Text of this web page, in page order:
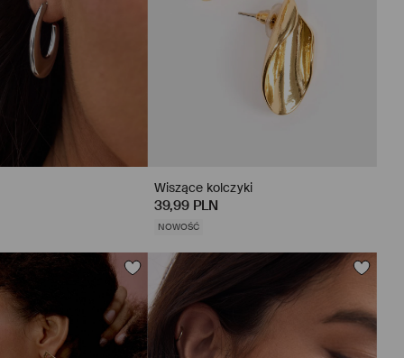
Wiszące kolczyki
39,99 PLN
NOWOŚĆ